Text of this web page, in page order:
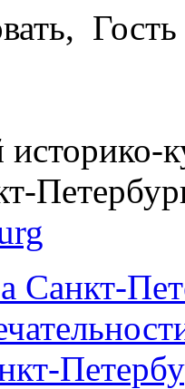
Гость
Санкт-